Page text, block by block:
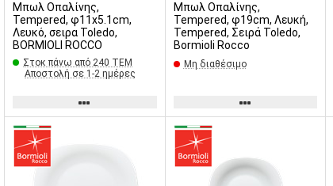
Μπωλ Οπαλίνης,
Tempered, φ11x5.1cm,
Λευκό, σειρα Toledo,
BORMIOLI ROCCO
Στοκ πάνω από 240 ΤΕΜ
Αποστολή σε 1-2 ημέρες
Μπωλ Οπαλίνης,
Tempered, φ19cm, Λευκή,
Tempered, Σειρά Toledo,
Bormioli Rocco
Μη διαθέσιμο